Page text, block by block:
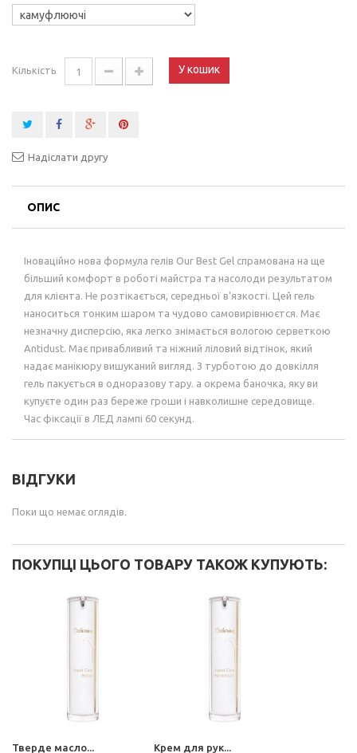
Кількість У кошик
Надіслати другу
ОПИС
Іноваційно нова формула гелів Our Best Gel спрамована на ще
більший комфорт в роботі майстра та насолоди результатом
для клієнта. Не розтікається, середньої в'язкості. Цей гель
наноситься тонким шаром та чудово самовирівнюєтся. Має
незначну дисперсію, яка легко знімається вологою серветкою
Antidust. Має привабливий та ніжний ліловий відтінок, який
надає манікюру вишуканий вигляд. З турботою до довкілля
гель пакується в одноразову тару. а окрема баночка, яку ви
купуєте один раз береже гроши і навколишне середовище.
Час фіксації в ЛЕД лампі 60 секунд.
ВІДГУКИ
Поки що немає оглядів.
ПОКУПЦІ ЦЬОГО ТОВАРУ ТАКОЖ КУПУЮТЬ:
Тверде масло...
Крем для рук...